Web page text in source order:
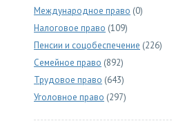
Международное право (0)
Налоговое право (109)
Пенсии и соцобеспечение (226)
Семейное право (892)
Трудовое право (643)
Уголовное право (297)